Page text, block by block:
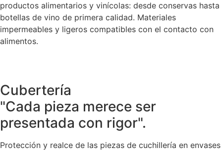
productos alimentarios y vinícolas: desde conservas hasta
botellas de vino de primera calidad. Materiales
impermeables y ligeros compatibles con el contacto con
alimentos.
Cubertería
"Cada pieza merece ser
presentada con rigor".
Protección y realce de las piezas de cuchillería en envases